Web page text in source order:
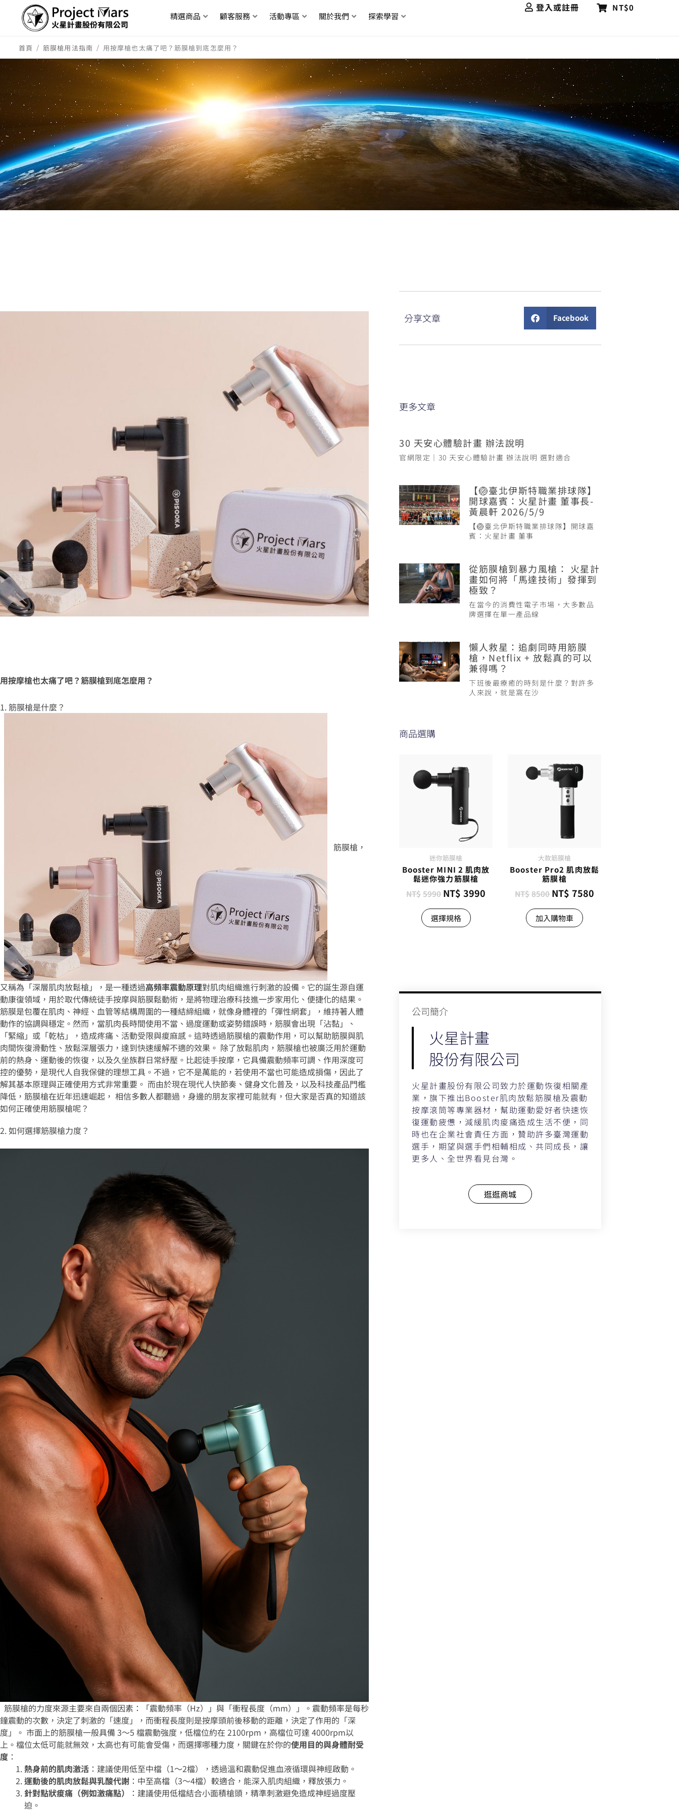
精選商品 顧客服務 活動專區 關於我們 探索學習
登入或註冊 NT$0
首頁 / 筋膜槍用法指南 / 用按摩槍也太痛了吧？筋膜槍到底怎麼用？
用按摩槍也太痛了吧？筋膜槍到底怎麼用？
1. 筋膜槍是什麼？
筋膜槍，
又稱為「深層肌肉放鬆槍」，是一種透過高頻率震動原理對肌肉組織進行刺激的設備。它的誕生源自運
動康復領域，用於取代傳統徒手按摩與筋膜鬆動術，是將物理治療科技進一步家用化、便捷化的結果。
筋膜是包覆在肌肉、神經、血管等結構周圍的一種結締組織，就像身體裡的「彈性網套」，維持著人體
動作的協調與穩定。然而，當肌肉長時間使用不當、過度運動或姿勢錯誤時，筋膜會出現「沾黏」、
「緊縮」或「乾枯」，造成疼痛、活動受限與痠麻感。這時透過筋膜槍的震動作用，可以幫助筋膜與肌
肉間恢復滑動性、放鬆深層張力，達到快速緩解不適的效果。 除了放鬆肌肉，筋膜槍也被廣泛用於運動
前的熱身、運動後的恢復，以及久坐族群日常紓壓。比起徒手按摩，它具備震動頻率可調、作用深度可
控的優勢，是現代人自我保健的理想工具。不過，它不是萬能的，若使用不當也可能造成損傷，因此了
解其基本原理與正確使用方式非常重要。 而由於現在現代人快節奏、健身文化普及，以及科技產品門檻
降低，筋膜槍在近年迅速崛起， 相信多數人都聽過，身邊的朋友家裡可能就有，但大家是否真的知道該
如何正確使用筋膜槍呢？
2. 如何選擇筋膜槍力度？
筋膜槍的力度來源主要來自兩個因素：「震動頻率（Hz）」與「衝程長度（mm）」。震動頻率是每秒
鐘震動的次數，決定了刺激的「速度」，而衝程長度則是按摩頭前後移動的距離，決定了作用的「深
度」。 市面上的筋膜槍一般具備 3～5 檔震動強度，低檔位約在 2100rpm，高檔位可達 4000rpm以
上。檔位太低可能就無效，太高也有可能會受傷，而選擇哪種力度，關鍵在於你的使用目的與身體耐受
度 ：
熱身前的肌肉激活 ：建議使用低至中檔（1～2檔），透過溫和震動促進血液循環與神經啟動。
運動後的肌肉放鬆與乳酸代謝 ：中至高檔（3～4檔）較適合，能深入肌肉組織，釋放張力。
針對點狀痠痛（例如激痛點）
：建議使用低檔結合小面積槍頭，精準刺激避免造成神經過度壓
迫。
分享文章 Facebook
更多文章
30 天安心體驗計畫 辦法說明
官網限定｜30 天安心體驗計畫 辦法說明 選對適合
【🏐臺北伊斯特職業排球隊】
開球嘉賓：火星計畫 董事長-
黃晨軒 2026/5/9
【🏐臺北伊斯特職業排球隊】開球嘉
賓：火星計畫 董事
從筋膜槍到暴力風槍： 火星計
畫如何將「馬達技術」發揮到
極致？
在當今的消費性電子市場，大多數品
牌選擇在單一產品線
懶人救星：追劇同時用筋膜
槍，Netflix + 放鬆真的可以
兼得嗎？
下班後最療癒的時刻是什麼？對許多
人來說，就是窩在沙
商品選購
迷你筋膜槍
Booster MINI 2 肌肉放
鬆迷你強力筋膜槍
NT$5990 NT$ 3990
選擇規格
大款筋膜槍
Booster Pro2 肌肉放鬆
筋膜槍
NT$8500 NT$ 7580
加入購物車
公司簡介​
火星計畫
股份有限公司
火星計畫股份有限公司致力於運動恢復相關產
業，旗下推出Booster肌肉放鬆筋膜槍及震動
按摩滾筒等專業器材，幫助運動愛好者快速恢
復運動疲憊，減緩肌肉痠痛造成生活不便，同
時也在企業社會責任方面，贊助許多臺灣運動
選手，期望與選手們相輔相成、共同成長，讓
更多人、全世界看見台灣。
逛逛商城